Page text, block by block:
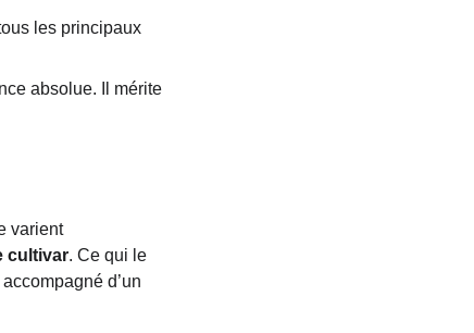
les principaux
absolue. Il mérite
varient
cultivar. Ce qui le
accompagné d’un